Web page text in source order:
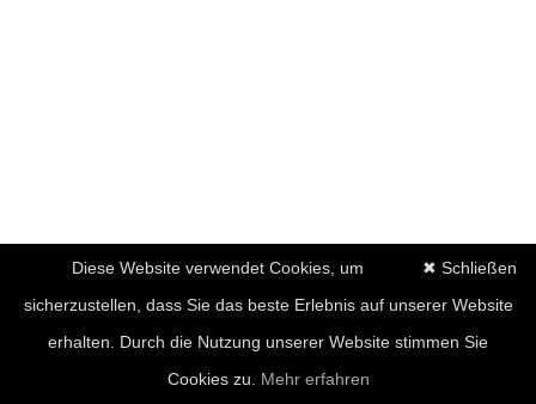
✖ Schließen
Diese Website verwendet Cookies, um
sicherzustellen, dass Sie das beste Erlebnis auf unserer Website
erhalten. Durch die Nutzung unserer Website stimmen Sie
Cookies zu. Mehr erfahren